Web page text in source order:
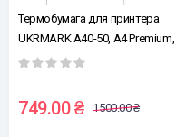
Термобумага для принтера
UKRMARK A40-50, А4 Premium,
сохранение изображения 10-15
749.00 ₴ 1500.00 ₴